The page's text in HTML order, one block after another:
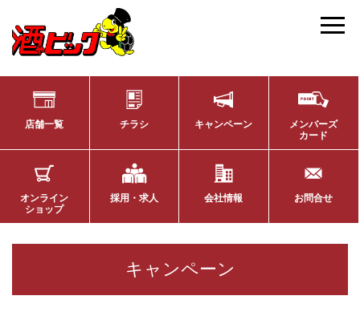
店舗一覧 チラシ キャンペーン
メンバーズ
カード
オンライン
ショップ
採用・求人 会社情報 お問合せ
キャンペーン